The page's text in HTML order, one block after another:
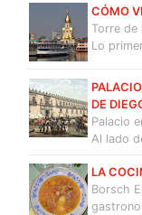
CÓMO
Torre de
Lo
DE
Palacio
Al lado
LA
Borsch